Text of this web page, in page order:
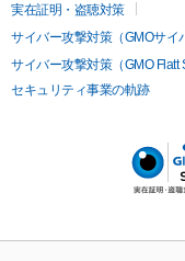
実在証明・盗聴対策
サイバー攻撃対策（GMOサイ
サイバー攻撃対策（GMO Flatt
セキュリティ事業の軌跡